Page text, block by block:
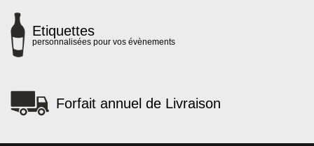
Etiquettes
personnalisées pour vos évènements
Forfait annuel de Livraison